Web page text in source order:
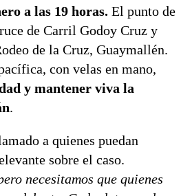
a las 19 horas. El punto de
de Carril Godoy Cruz y
de la Cruz, Guaymallén.
con velas en mano,
y mantener viva la
.
a quienes puedan
sobre el caso.
necesitamos que quienes